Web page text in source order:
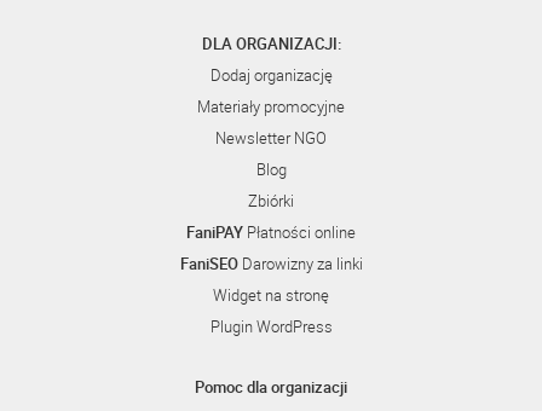
DLA ORGANIZACJI:
Dodaj organizację
Materiały promocyjne
Newsletter NGO
Blog
Zbiórki
FaniPAY Płatności online
FaniSEODarowizny za linki
Widget na stronę
Plugin WordPress
Pomoc dla organizacji